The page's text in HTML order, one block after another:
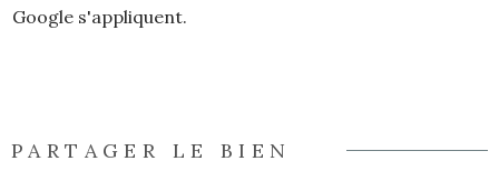
Google s'appliquent.
PARTAGER LE BIEN